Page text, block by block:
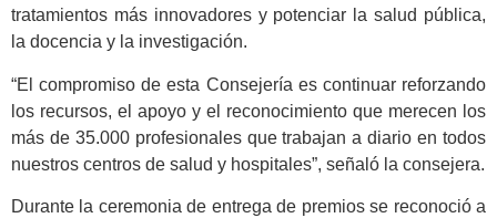
tratamientos más innovadores y potenciar la salud pública,
la docencia y la investigación.
“El compromiso de esta Consejería es continuar reforzando
los recursos, el apoyo y el reconocimiento que merecen los
más de 35.000 profesionales que trabajan a diario en todos
nuestros centros de salud y hospitales”, señaló la consejera.
Durante la ceremonia de entrega de premios se reconoció a